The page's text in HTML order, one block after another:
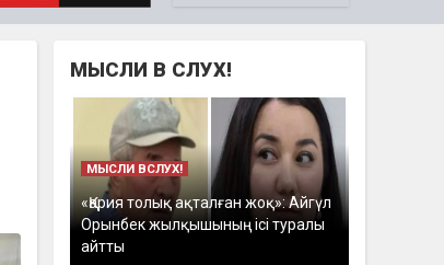
МЫСЛИ В СЛУХ!
МЫСЛИ ВСЛУХ!
«Қария толық ақталған жоқ»: Айгүл
Орынбек жылқышының ісі туралы
айтты